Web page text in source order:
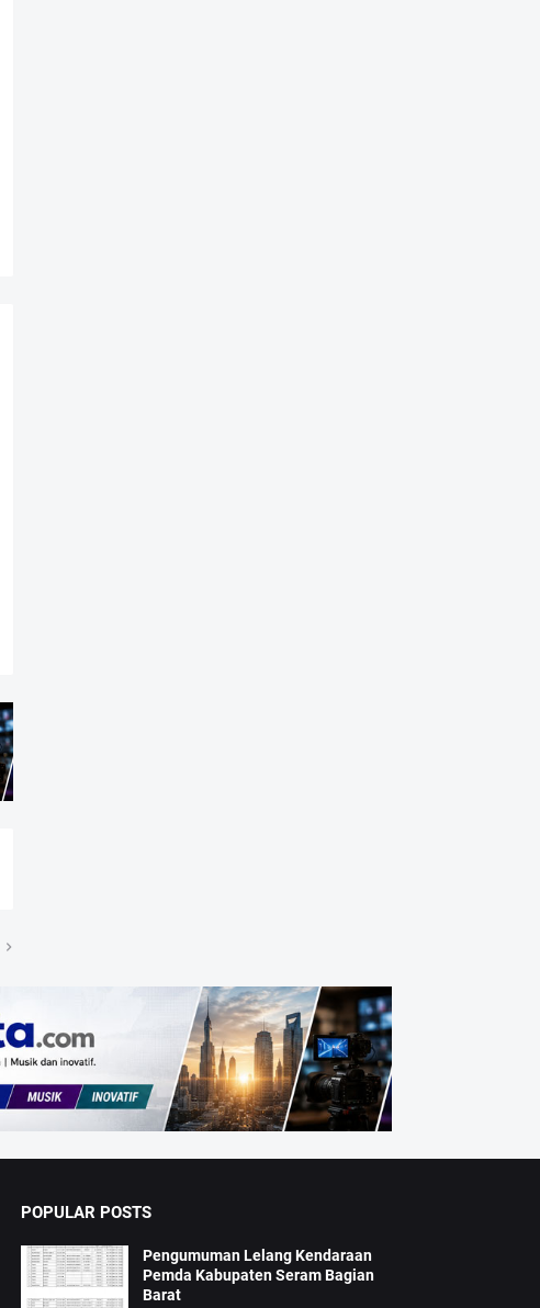
POPULAR POSTS
Pengumuman Lelang Kendaraan
Pemda Kabupaten Seram Bagian
Barat